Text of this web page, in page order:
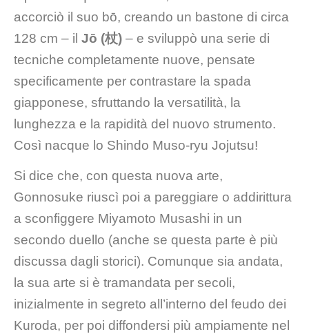
accorciò il suo bō, creando un bastone di circa
128 cm – il Jō (杖) – e sviluppò una serie di
tecniche completamente nuove, pensate
specificamente per contrastare la spada
giapponese, sfruttando la versatilità, la
lunghezza e la rapidità del nuovo strumento.
Così nacque lo Shindo Muso-ryu Jojutsu!
Si dice che, con questa nuova arte,
Gonnosuke riuscì poi a pareggiare o addirittura
a sconfiggere Miyamoto Musashi in un
secondo duello (anche se questa parte è più
discussa dagli storici). Comunque sia andata,
la sua arte si è tramandata per secoli,
inizialmente in segreto all’interno del feudo dei
Kuroda, per poi diffondersi più ampiamente nel